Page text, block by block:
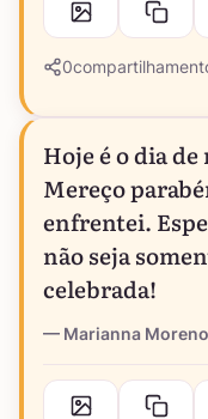
0
Hoje é o dia
Mereço
enfrentei.
não seja
celebrada!
Marianna Moreno